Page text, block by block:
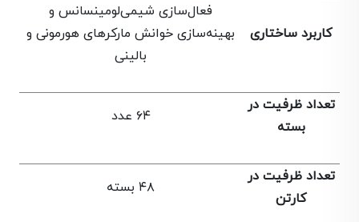
کاربرد ساختاری
فعال‌سازی شیمی‌لومینسانس و
بهینه‌سازی خوانش مارکرهای هورمونی و
بالینی
تعداد ظرفیت در
بسته
۶۴ عدد
تعداد ظرفیت در
کارتن
۴۸ بسته